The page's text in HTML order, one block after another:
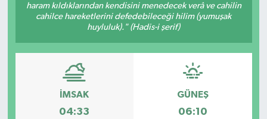
haram kıldıklarından kendisini menedecek verâ ve cahilin
cahilce hareketlerini defedebileceği hilim (yumuşak
huyluluk)." (Hadis-i şerif)
İMSAK
04:33
GÜNEŞ
06:10